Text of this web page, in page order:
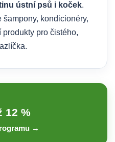
ústní psů i koček.
šampony, kondicionéry,
pro čistého,
12 %
→